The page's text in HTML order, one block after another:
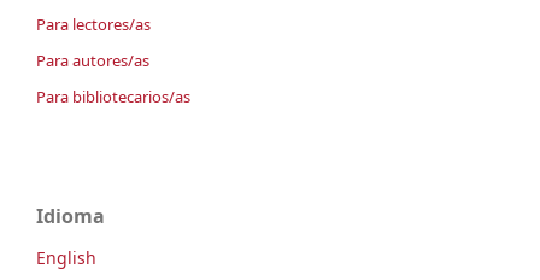
Para lectores/as
Para autores/as
Para bibliotecarios/as
Idioma
English